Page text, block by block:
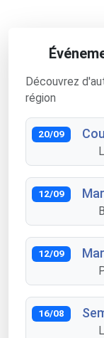
Découvrez
région
20/09
12/09
12/09
16/08